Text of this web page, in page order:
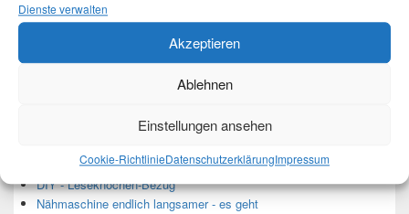
Dienste verwalten
Akzeptieren
Ablehnen
Einstellungen ansehen
Cookie-RichtlinieDatenschutzerklärungImpressum
Kategorien
Top-Beiträge und Top-Seiten
Leseknochen-Banderole 2023
Leseknochen
DIY - Leseknochen-Bezug
Nähmaschine endlich langsamer - es geht